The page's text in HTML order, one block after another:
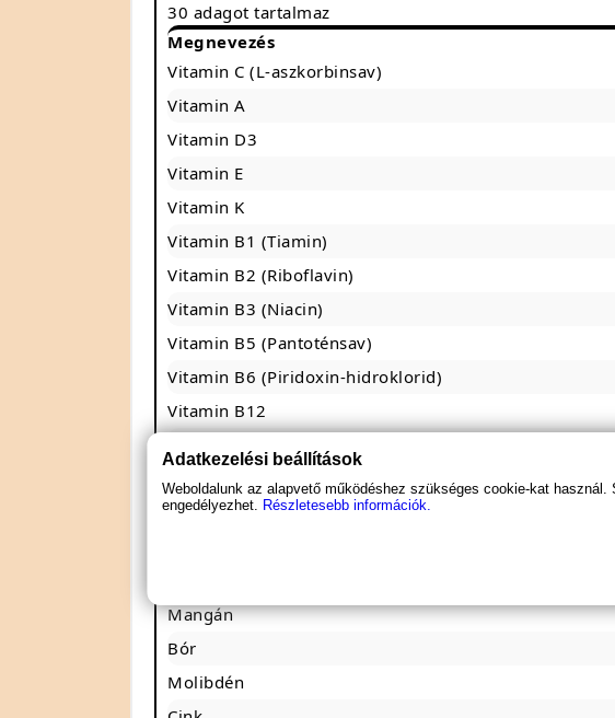
30 adagot tartalmaz
Megnevezés
Vitamin C (L-aszkorbinsav)
Vitamin A
Vitamin D3
Vitamin E
Vitamin K
Vitamin B1 (Tiamin)
Vitamin B2 (Riboflavin)
Vitamin B3 (Niacin)
Vitamin B5 (Pantoténsav)
Vitamin B6 (Piridoxin-hidroklorid)
Vitamin B12
Biotin
Kálcium
Mangán
Bór
Molibdén
Adatkezelési beállítások
Weboldalunk az alapvető működéshez szükséges cookie-kat
engedélyezhet. Részletesebb információk.